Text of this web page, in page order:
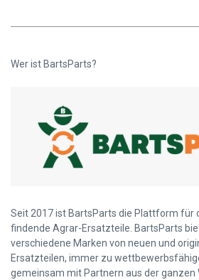
Wer ist BartsParts?
Seit 2017 ist BartsParts die Plattform für
findende Agrar-Ersatzteile. BartsParts
verschiedene Marken von neuen und
Ersatzteilen, immer zu
gemeinsam mit Partnern aus der ganzen